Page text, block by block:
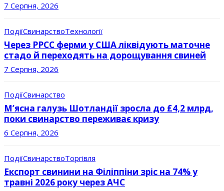
7 Серпня, 2026
ПодіїСвинарствоТехнології
Через РРСС ферми у США ліквідують маточне
стадо й переходять на дорощування свиней
7 Серпня, 2026
ПодіїСвинарство
М’ясна галузь Шотландії зросла до £4,2 млрд,
поки свинарство переживає кризу
6 Серпня, 2026
ПодіїСвинарствоТоргівля
Експорт свинини на Філіппіни зріс на 74% у
травні 2026 року через АЧС